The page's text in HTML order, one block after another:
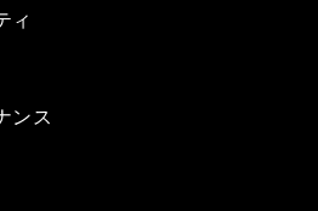
ィ
ンス